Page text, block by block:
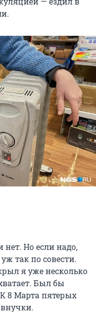
нет. Но если надо,
так по совести.
я уже несколько
Был бы
8 Марта пятерых